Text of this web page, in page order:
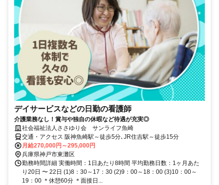
デイサービスなどの日勤の看護師
介護業務なし！賞与や独自の休暇など待遇が充実◎
社会福祉法人ささゆり会 サンライフ魚崎
交通・アクセス 阪神魚崎駅～徒歩5分､JR住吉駅～徒歩15分
月給270,000円～295,000円
兵庫県神戸市東灘区
勤務時間詳細 実働時間：1日あたり8時間 平均勤務日数：1ヶ月あた
り20日 〜 22日 (1)8：30～17：30 (2)9：00～18：00 (3)10：00～
19：00 ＊休憩60分 ＊面接日...